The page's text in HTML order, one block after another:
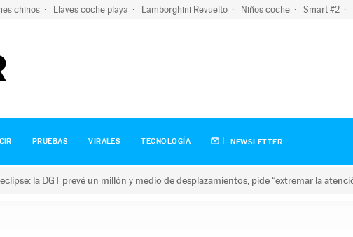
chinos Llaves coche playa Lamborghini Revuelto Niños coche Smart #2
PRUEBAS VIRALES TECNOLOGÍA NEWSLETTER
la DGT prevé un millón y medio de desplazamientos, pide “extremar la